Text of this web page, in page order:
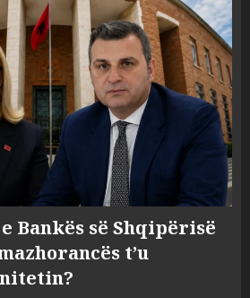
Bankës së Shqipërisë
t’u